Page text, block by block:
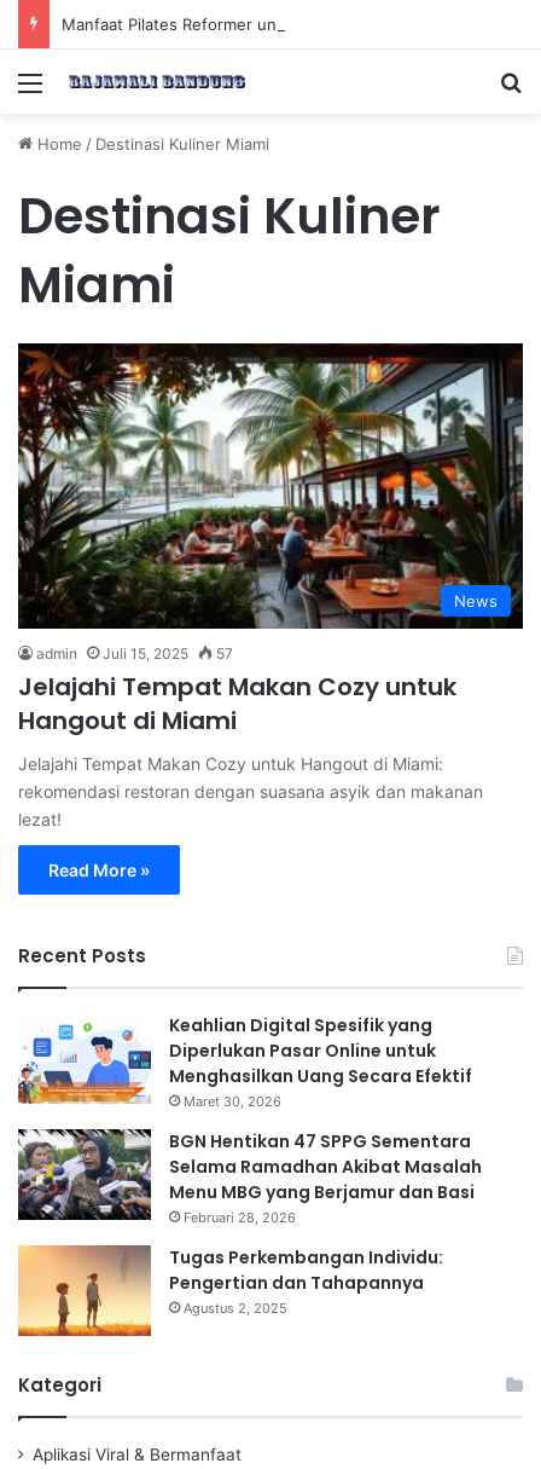
Menu
Home / Destinasi Kuliner Miami
Destinasi Kuliner
Miami
News
admin Juli 15, 2025 57
Jelajahi Tempat Makan Cozy untuk
Hangout di Miami
Jelajahi Tempat Makan Cozy untuk Hangout di Miami:
rekomendasi restoran dengan suasana asyik dan makanan
lezat!
Read More »
Recent Posts
Keahlian Digital Spesifik yang
Diperlukan Pasar Online untuk
Menghasilkan Uang Secara Efektif
Maret 30, 2026
BGN Hentikan 47 SPPG Sementara
Selama Ramadhan Akibat Masalah
Menu MBG yang Berjamur dan Basi
Februari 28, 2026
Tugas Perkembangan Individu:
Pengertian dan Tahapannya
Agustus 2, 2025
Kategori
Aplikasi Viral & Bermanfaat